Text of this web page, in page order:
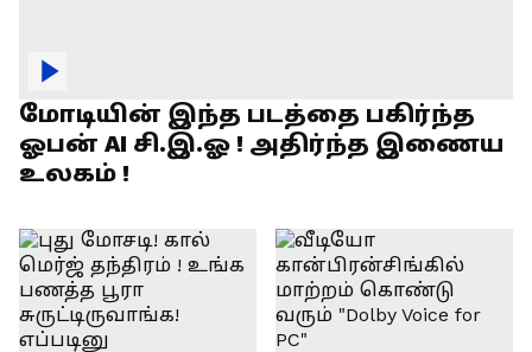
மோடியின் இந்த படத்தை பகிர்ந்த
ஓபன் AI சி.இ.ஓ ! அதிர்ந்த இணைய
உலகம் !